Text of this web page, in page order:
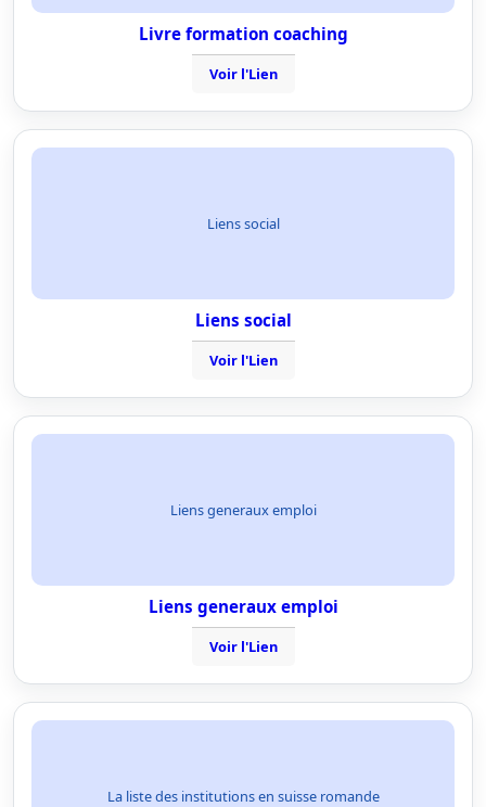
Livre formation coaching
Voir l'Lien
Liens social
Liens social
Voir l'Lien
Liens generaux emploi
Liens generaux emploi
Voir l'Lien
La liste des institutions en suisse romande